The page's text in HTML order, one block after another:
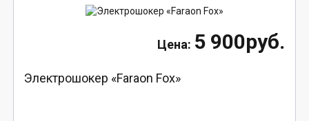
5 900руб.
Электрошокер «Faraon Fox»